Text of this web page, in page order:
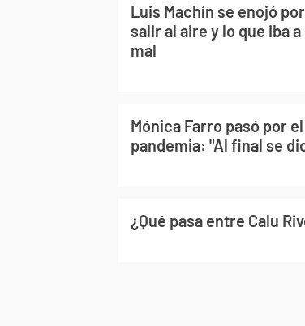
Luis Machín se enojó
salir al aire y lo que iba
mal
Mónica Farro pasó por
pandemia: "Al final se
¿Qué pasa entre Calu